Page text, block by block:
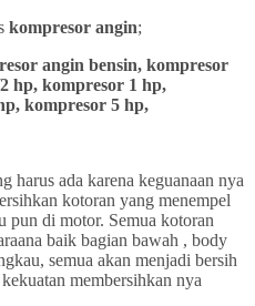
kompresor angin;
angin bensin, kompresor
hp, kompresor 1 hp,
kompresor 5 hp,
harus ada karena keguanaan nya
kotoran yang menempel
pun di motor. Semua kotoran
baik bagian bawah , body
semua akan menjadi bersih
membersihkan nya